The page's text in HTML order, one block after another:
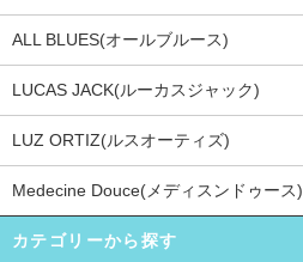
ALL BLUES(オールブルース)
LUCAS JACK(ルーカスジャック)
LUZ ORTIZ(ルスオーティズ)
Medecine Douce(メディスンドゥース)
カテゴリーから探す